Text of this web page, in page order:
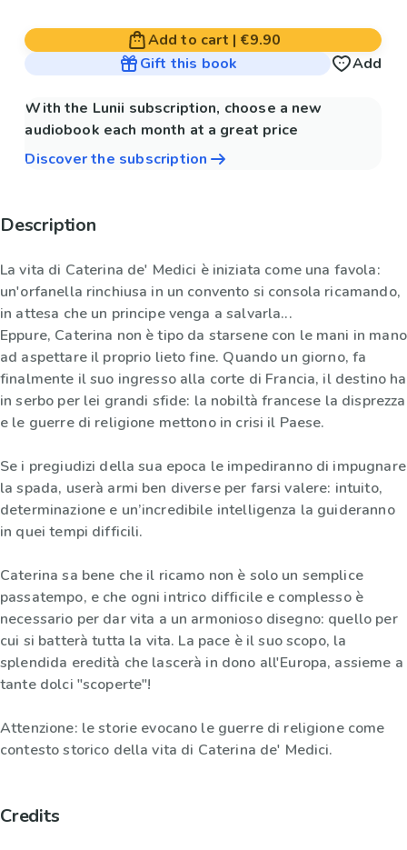
Add to cart | €9.90
Gift this book
Add
With the Lunii subscription, choose a new
audiobook each month at a great price
Discover the subscription
Description
La vita di Caterina de' Medici è iniziata come una favola:
un'orfanella rinchiusa in un convento si consola ricamando,
in attesa che un principe venga a salvarla...
Eppure, Caterina non è tipo da starsene con le mani in mano
ad aspettare il proprio lieto fine. Quando un giorno, fa
finalmente il suo ingresso alla corte di Francia, il destino ha
in serbo per lei grandi sfide: la nobiltà francese la disprezza
e le guerre di religione mettono in crisi il Paese.
Se i pregiudizi della sua epoca le impediranno di impugnare
la spada, userà armi ben diverse per farsi valere: intuito,
determinazione e un’incredibile intelligenza la guideranno
in quei tempi difficili.
Caterina sa bene che il ricamo non è solo un semplice
passatempo, e che ogni intrico difficile e complesso è
necessario per dar vita a un armonioso disegno: quello per
cui si batterà tutta la vita. La pace è il suo scopo, la
splendida eredità che lascerà in dono all'Europa, assieme a
tante dolci "scoperte"!
Attenzione: le storie evocano le guerre di religione come
contesto storico della vita di Caterina de' Medici.
Credits